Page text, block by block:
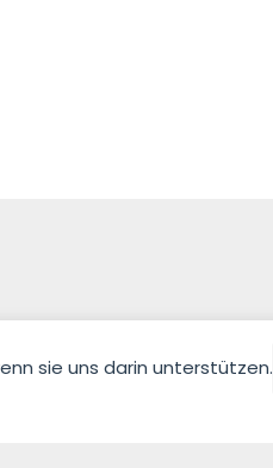
sie uns darin unterstützen.